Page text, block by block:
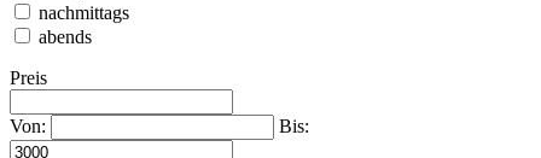
nachmittags
abends
Preis
Von: Bis: